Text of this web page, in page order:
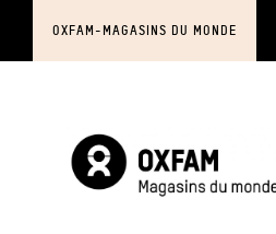
OXFAM-MAGASINS DU MONDE